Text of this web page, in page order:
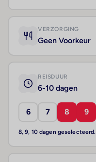
VERZORGING
Geen Voorkeur
REISDUUR
6-10 dagen
6 7 8 9
8, 9, 10 dagen geselecteerd.